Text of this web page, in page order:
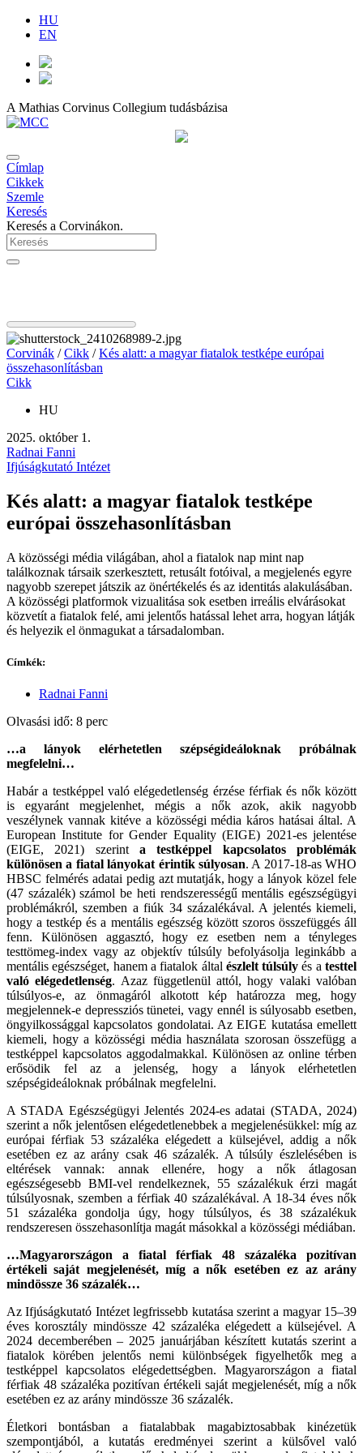
HU
EN
A Mathias Corvinus Collegium tudásbázisa
Címlap
Cikkek
Szemle
Keresés
Keresés a Corvinákon.
Corvinák /Cikk /Kés alatt: a magyar fiatalok testképe európai
összehasonlításban
Cikk
HU
2025. október 1.
Radnai Fanni
Ifjúságkutató Intézet
Kés alatt: a magyar fiatalok testképe
európai összehasonlításban
A közösségi média világában, ahol a fiatalok nap mint nap
találkoznak társaik szerkesztett, retusált fotóival, a megjelenés egyre
nagyobb szerepet játszik az önértékelés és az identitás alakulásában.
A közösségi platformok vizualitása sok esetben irreális elvárásokat
közvetít a fiatalok felé, ami jelentős hatással lehet arra, hogyan látják
és helyezik el önmagukat a társadalomban.
Címkék:
Radnai Fanni
Olvasási idő: 8 perc
…a lányok elérhetetlen szépségideáloknak próbálnak
megfelelni…
Habár a testképpel való elégedetlenség érzése férfiak és nők között
is egyaránt megjelenhet, mégis a nők azok, akik nagyobb
veszélynek vannak kitéve a közösségi média káros hatásai által. A
European Institute for Gender Equality (EIGE) 2021-es jelentése
(EIGE, 2021) szerint a testképpel kapcsolatos problémák
különösen a fiatal lányokat érintik súlyosan. A 2017-18-as WHO
HBSC felmérés adatai pedig azt mutatják, hogy a lányok közel fele
(47 százalék) számol be heti rendszerességű mentális egészségügyi
problémákról, szemben a fiúk 34 százalékával. A jelentés kiemeli,
hogy a testkép és a mentális egészség között szoros összefüggés áll
fenn. Különösen aggasztó, hogy ez esetben nem a tényleges
testtömeg-index vagy az objektív túlsúly befolyásolja leginkább a
mentális egészséget, hanem a fiatalok által észlelt túlsúly és atesttel
való elégedetlenség. Azaz függetlenül attól, hogy valaki valóban
túlsúlyos-e, az önmagáról alkotott kép határozza meg, hogy
megjelennek-e depressziós tünetei, vagy ennél is súlyosabb esetben,
öngyilkossággal kapcsolatos gondolatai. Az EIGE kutatása emellett
kiemeli, hogy a közösségi média használata szorosan összefügg a
testképpel kapcsolatos aggodalmakkal. Különösen az online térben
erősödik fel az a jelenség, hogy a lányok elérhetetlen
szépségideáloknak próbálnak megfelelni.
A STADA Egészségügyi Jelentés 2024-es adatai (STADA, 2024)
szerint a nők jelentősen elégedetlenebbek a megjelenésükkel: míg az
európai férfiak 53 százaléka elégedett a külsejével, addig a nők
esetében ez az arány csak 46 százalék. A túlsúly észlelésében is
eltérések vannak: annak ellenére, hogy a nők átlagosan
egészségesebb BMI-vel rendelkeznek, 55 százalékuk érzi magát
túlsúlyosnak, szemben a férfiak 40 százalékával. A 18-34 éves nők
51 százaléka gondolja úgy, hogy túlsúlyos, és 38 százalékuk
rendszeresen összehasonlítja magát másokkal a közösségi médiában.
…Magyarországon a fiatal férfiak 48 százaléka pozitívan
értékeli saját megjelenését, míg a nők esetében ez az arány
mindössze 36 százalék…
Az Ifjúságkutató Intézet legfrissebb kutatása szerint a magyar 15–39
éves korosztály mindössze 42 százaléka elégedett a külsejével. A
2024 decemberében – 2025 januárjában készített kutatás szerint a
fiatalok körében jelentős nemi különbségek figyelhetők meg a
testképpel kapcsolatos elégedettségben. Magyarországon a fiatal
férfiak 48 százaléka pozitívan értékeli saját megjelenését, míg a nők
esetében ez az arány mindössze 36 százalék.
Életkori bontásban a fiatalabbak magabiztosabbak kinézetük
szempontjából, a kutatás eredményei szerint a külsővel való